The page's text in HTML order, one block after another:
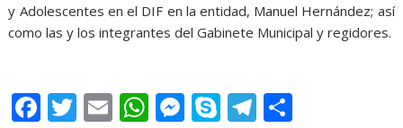
y Adolescentes en el DIF en la entidad, Manuel Hernández; así
como las y los integrantes del Gabinete Municipal y regidores.
F T E W M S T